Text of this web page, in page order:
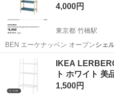
4,000円
東京都 竹橋駅
BEN エーケナッベン オープンシェ
70x3…
IKEA
ト ホワイト 美
1,500円